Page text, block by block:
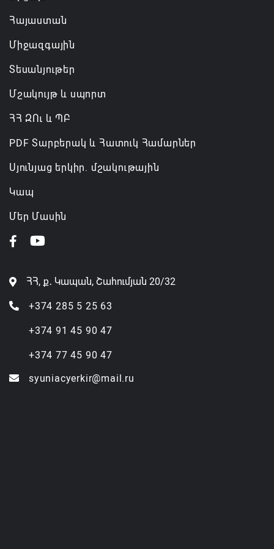
Հայաստան
Միջազգային
Տեսանյութեր
Մշակույթ և սպորտ
ՀՀ ԶՈւ և ՊԲ
PDF Տարբերակ և Հատուկ Համարներ
Սյունյաց երկիր. մշակութային
Կապ
Մեր Մասին
ՀՀ, ք․ Կապան, Շահումյան 20/32
+374 285 5 25 63
+374 91 45 90 47
+374 77 45 90 47
syuniacyerkir@mail.ru